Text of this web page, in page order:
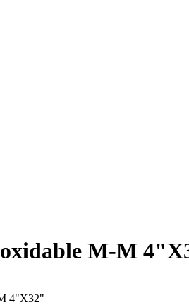
M-M
4"X32"